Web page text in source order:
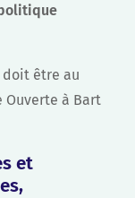
et